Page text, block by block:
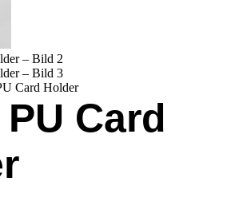
Card Holder
Card